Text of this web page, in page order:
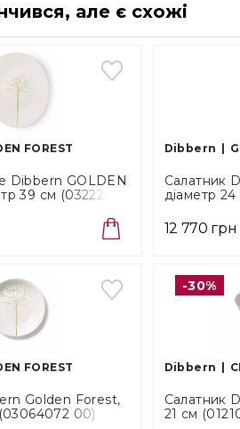
але є схожі
FOREST
Dibbern GOLDEN
39 см (03222072
Dibbern
Салатник
діаметр
12 770 грн
FOREST
Golden Forest,
00)
-30%
Dibbern
Салатник
21 см